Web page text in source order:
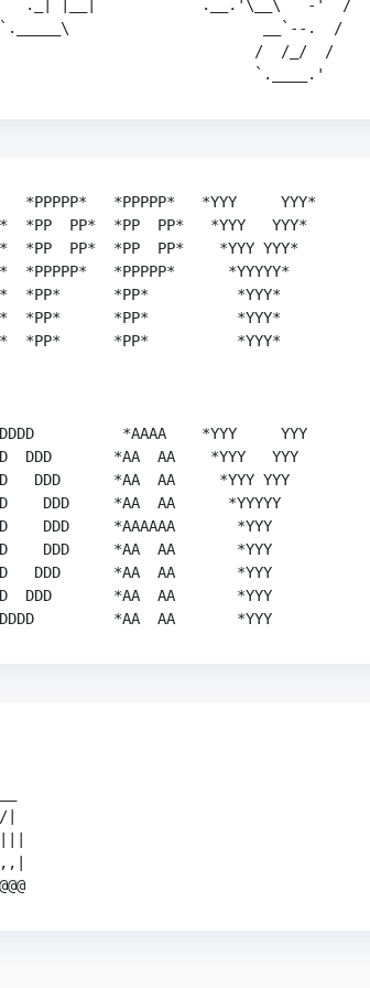
`._| |__|           `.__.'\__\  `-'  /
__`--.  /
/  /_/  /
`.____.'
*PPPPP*   *PPPPP*   *YYY     YYY*
*PP  PP*  *PP  PP*   *YYY   YYY*
*PP  PP*  *PP  PP*    *YYY YYY*
*PPPPP*   *PPPPP*      *YYYYY*
*PP*      *PP*          *YYY*
*PP*      *PP*          *YYY*
*PP*      *PP*          *YYY*
*AAAA    *YYY     YYY
DDD       *AA  AA    *YYY   YYY
DDD      *AA  AA     *YYY YYY
DDD     *AA  AA      *YYYYY
DDD     *AAAAAA       *YYY
DDD     *AA  AA       *YYY
DDD      *AA  AA       *YYY
DDD       *AA  AA       *YYY
        *BBBBB            *DDDDD         *AA  AA       *YYY
  @@@@@@@@@@@@@@@@@@@@@@@@@@@@@